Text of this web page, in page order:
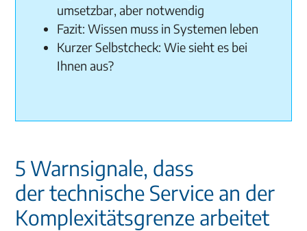
umsetzbar, aber notwendig
Fazit: Wissen muss in Systemen leben
Kurzer Selbstcheck: Wie sieht es bei
Ihnen aus?
5 Warnsignale, dass
der technische Service an der
Komplexitätsgrenze arbeitet